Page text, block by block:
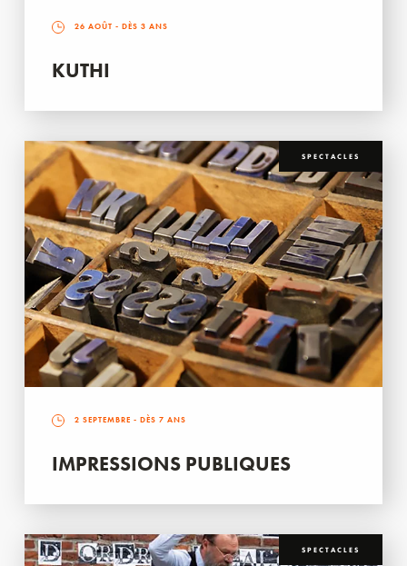
26 AOÛT - DÈS 3 ANS
KUTHI
SPECTACLES
2 SEPTEMBRE - DÈS 7 ANS
IMPRESSIONS PUBLIQUES
SPECTACLES